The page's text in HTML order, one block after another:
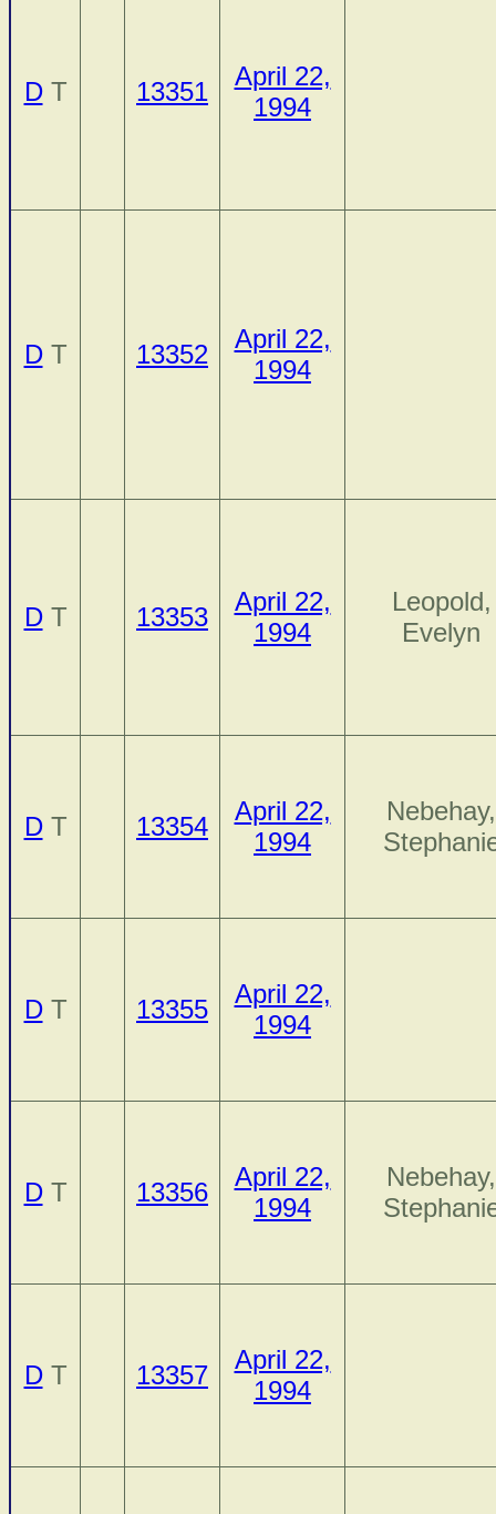
DT 13351
April 22,
1994
DT 13352
April 22,
1994
DT 13353
April 22,
1994
Leopold,
Evelyn
DT 13354
April 22,
1994
Nebehay,
DT 13355
April 22,
1994
DT 13356
April 22,
1994
Nebehay,
DT 13357
April 22,
1994